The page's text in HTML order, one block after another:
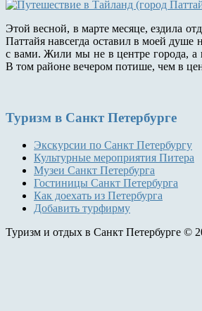
Этой весной, в марте месяце, ездила
Паттайя навсегда оставил в моей душе
с вами. Жили мы не в центре города, а
В том районе вечером потише, чем в
Туризм в Санкт Петербурге
Экскурсии по Санкт Петербургу
Культурные мероприятия Питера
Музеи Санкт Петербурга
Гостиницы Санкт Петербурга
Как доехать из Петербурга
Добавить турфирму
Туризм и отдых в Санкт Петербурге ©